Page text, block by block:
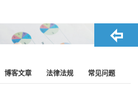
博客文章 法律法规 常见问题